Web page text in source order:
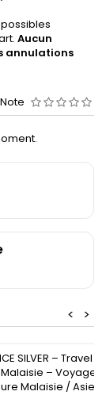
Aucun
annulations
Note
>
<